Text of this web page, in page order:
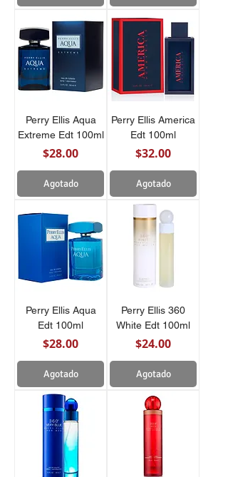
Perry Ellis Aqua
Extreme Edt 100ml
Precio
$28.00
Agotado
Perry Ellis America
Edt 100ml
Precio
$32.00
Agotado
Perry Ellis Aqua
Edt 100ml
Precio
$28.00
Agotado
Perry Ellis 360
White Edt 100ml
Precio
$24.00
Agotado